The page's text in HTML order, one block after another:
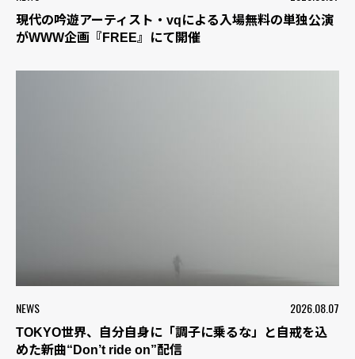
現代の吟遊アーティスト・vqによる入場無料の単独公演
がWWW企画『FREE』にて開催
NEWS 2026.08.07
TOKYO世界、自分自身に「調子に乗るな」と自戒を込
めた新曲“Don’t ride on”配信